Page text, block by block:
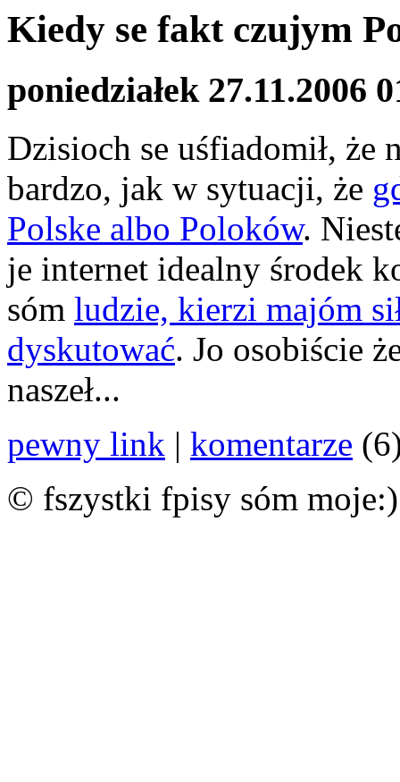
Kiedy se fakt czujym
poniedziałek 27.11.2006
Dzisioch se uśfiadomił,
bardzo, jak w sytuacji, że
Polske albo Poloków.
je internet idealny środek
sóm ludzie, kierzi majóm
dyskutować. Jo osobiście
naszeł...
pewny link | komentarze
© fszystki fpisy sóm moje:)